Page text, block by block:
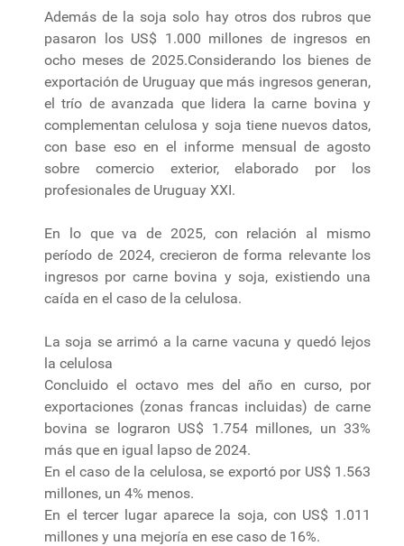
Además de la soja solo hay otros dos rubros que
pasaron los US$ 1.000 millones de ingresos en
ocho meses de 2025.Considerando los bienes de
exportación de Uruguay que más ingresos generan,
el trío de avanzada que lidera la carne bovina y
complementan celulosa y soja tiene nuevos datos,
con base eso en el informe mensual de agosto
sobre comercio exterior, elaborado por los
profesionales de Uruguay XXI.
En lo que va de 2025, con relación al mismo
período de 2024, crecieron de forma relevante los
ingresos por carne bovina y soja, existiendo una
caída en el caso de la celulosa.
La soja se arrimó a la carne vacuna y quedó lejos
la celulosa
Concluido el octavo mes del año en curso, por
exportaciones (zonas francas incluidas) de carne
bovina se lograron US$ 1.754 millones, un 33%
más que en igual lapso de 2024.
En el caso de la celulosa, se exportó por US$ 1.563
millones, un 4% menos.
En el tercer lugar aparece la soja, con US$ 1.011
millones y una mejoría en ese caso de 16%.